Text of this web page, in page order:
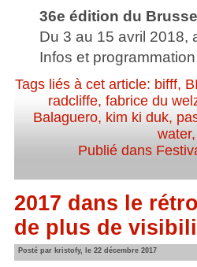
36e édition du
Du 3 au 15 avril 2018,
Infos et
Tags liés à cet article: bifff,
radcliffe,fabrice du
Balaguero, kim ki duk,
water
Publié dans
2017 dans le
de plus de
Posté par kristofy, le 22 décembre 2017